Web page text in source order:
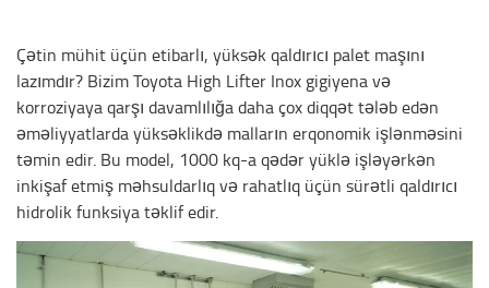
Çətin mühit üçün etibarlı, yüksək qaldırıcı palet maşını
lazımdır? Bizim Toyota High Lifter Inox gigiyena və
korroziyaya qarşı davamlılığa daha çox diqqət tələb edən
əməliyyatlarda yüksəklikdə malların erqonomik işlənməsini
təmin edir. Bu model, 1000 kq-a qədər yüklə işləyərkən
inkişaf etmiş məhsuldarlıq və rahatlıq üçün sürətli qaldırıcı
hidrolik funksiya təklif edir.